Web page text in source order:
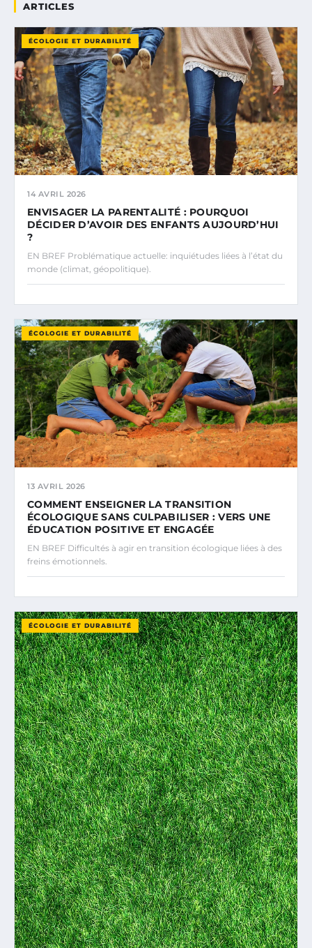
ARTICLES
ÉCOLOGIE ET DURABILITÉ
14 AVRIL 2026
ENVISAGER LA PARENTALITÉ : POURQUOI
DÉCIDER D’AVOIR DES ENFANTS AUJOURD’HUI
?
EN BREF Problématique actuelle: inquiétudes liées à l’état du
monde (climat, géopolitique).
ÉCOLOGIE ET DURABILITÉ
13 AVRIL 2026
COMMENT ENSEIGNER LA TRANSITION
ÉCOLOGIQUE SANS CULPABILISER : VERS UNE
ÉDUCATION POSITIVE ET ENGAGÉE
EN BREF Difficultés à agir en transition écologique liées à des
freins émotionnels.
ÉCOLOGIE ET DURABILITÉ